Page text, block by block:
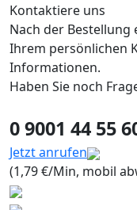
Kontaktiere uns
Nach der Bestellung
Ihrem persönlichen
Informationen.
Haben Sie noch
0 9001 44 55
Jetzt anrufen
(1,79 €/Min, mobil